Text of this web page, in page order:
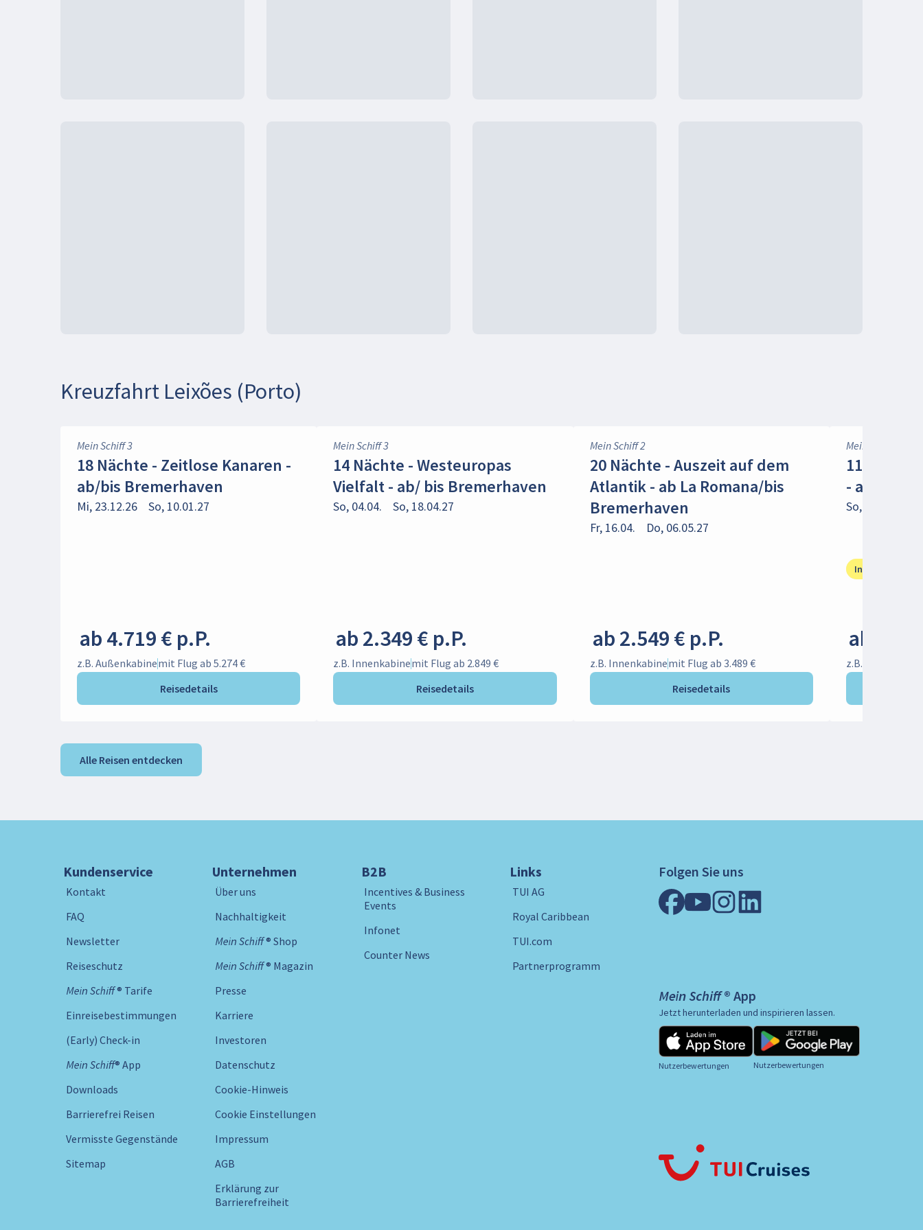
Kreuzfahrt Leixões (Porto)
Mein Schiff 3
18 Nächte - Zeitlose Kanaren -
ab/bis Bremerhaven
Mi, 23.12.26 So, 10.01.27
ab 4.719 € p.P.
z.B. Außenkabinemit Flug ab 5.274 €
Reisedetails
Mein Schiff 3
14 Nächte - Westeuropas
Vielfalt - ab/ bis Bremerhaven
So, 04.04. So, 18.04.27
ab 2.349 € p.P.
z.B. Innenkabinemit Flug ab 2.849 €
Reisedetails
Mein Schiff 2
20 Nächte - Auszeit auf dem
Atlantik - ab La Romana/bis
Bremerhaven
Fr, 16.04. Do, 06.05.27
ab 2.549 € p.P.
z.B. Innenkabinemit Flug ab 3.489 €
Reisedetails
Mein Schiff 7
11
- ab
So, 18.04.
Inkl. 200 €
ab
z.B. Innenkabine
Alle Reisen entdecken
Kundenservice
Kontakt
FAQ
Newsletter
Reiseschutz
Mein Schiff ® Tarife
Einreisebestimmungen
(Early) Check-in
Mein Schiff® App
Downloads
Barrierefrei Reisen
Vermisste Gegenstände
Sitemap
Unternehmen
Über uns
Nachhaltigkeit
Mein Schiff ® Shop
Mein Schiff ® Magazin
Presse
Karriere
Investoren
Datenschutz
Cookie-Hinweis
Cookie Einstellungen
Impressum
AGB
Erklärung zur
Barrierefreiheit
B2B
Incentives & Business
Events
Infonet
Counter News
Links
TUI AG
Royal Caribbean
TUI.com
Partnerprogramm
Folgen Sie uns
Mein Schiff ® App
Jetzt herunterladen und inspirieren lassen.
Nutzerbewertungen Nutzerbewertungen